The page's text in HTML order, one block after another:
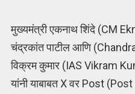
मुख्यमंत्री एकनाथ शिंदे (CM
चंद्रकांत पाटील आणि
विक्रम कुमार (IAS Vikram
यांनी याबाबत X वर Post